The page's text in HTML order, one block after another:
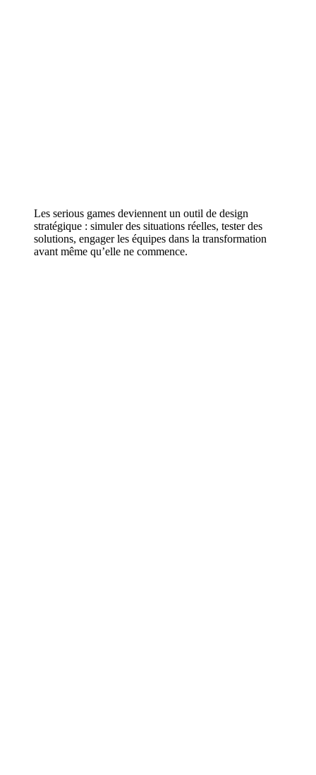
Les serious games deviennent un outil de design
stratégique : simuler des situations réelles, tester des
solutions, engager les équipes dans la transformation
avant même qu’elle ne commence.